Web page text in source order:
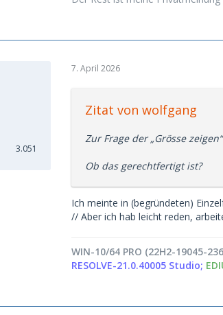
3.051
7. April 2026
Zitat von wolfgang
Zur Frage der „Grösse
Ob das gerechtfertigt ist?
Ich meinte in (begründeten)
// Aber ich hab leicht reden,
WIN-10/64 PRO (22H2-19045-
RESOLVE-21.0.40005 Studio;